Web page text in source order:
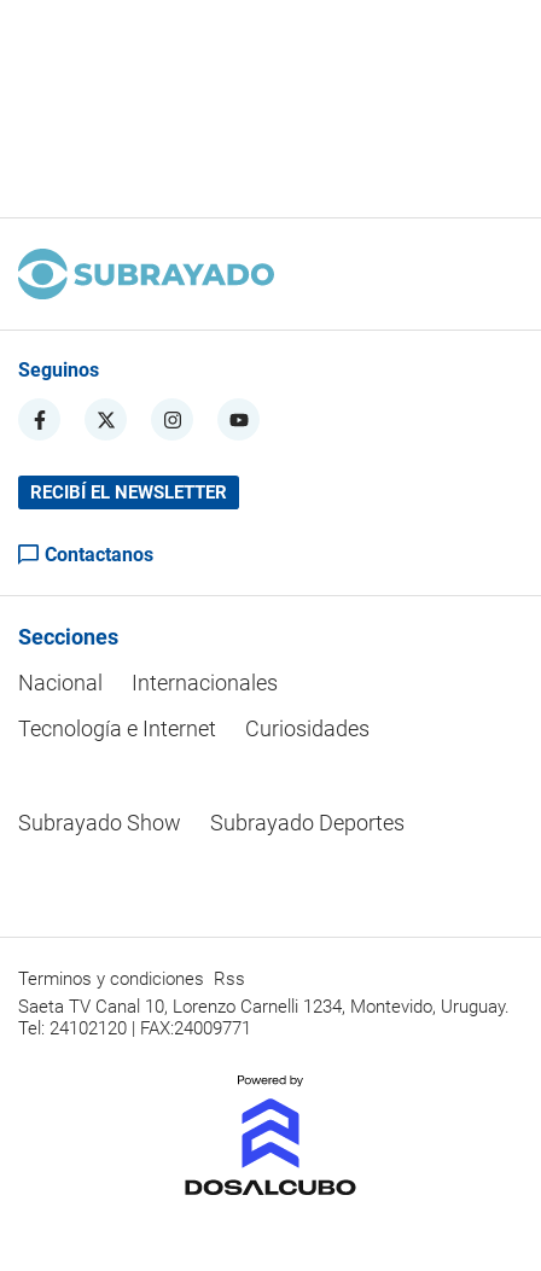
Seguinos
RECIBÍ EL NEWSLETTER
Contactanos
Secciones
Nacional
Internacionales
Tecnología e Internet
Curiosidades
Subrayado Show Subrayado Deportes
Terminos y condiciones Rss
Saeta TV Canal 10, Lorenzo Carnelli 1234, Montevido, Uruguay.
Tel: 24102120 | FAX:24009771